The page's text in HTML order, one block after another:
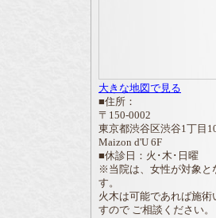
大きな地図で見る
■住所：
〒150-0002
東京都渋谷区渋谷1丁目
Maizon d'U 6F
■休診日：火･木･日曜
※当院は、女性が対象と
す。
火木は可能であれば施術
すので ご相談ください。